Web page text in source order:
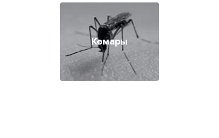
Комары